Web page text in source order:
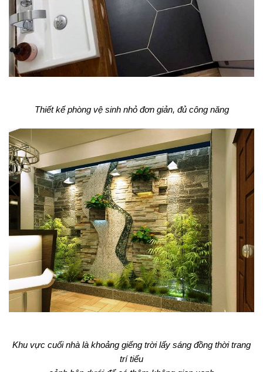
Thiết kế phòng vệ sinh nhỏ đơn giản, đủ công năng
Khu vực cuối nhà là khoảng giếng trời lấy sáng đồng thời trang
trí tiểu